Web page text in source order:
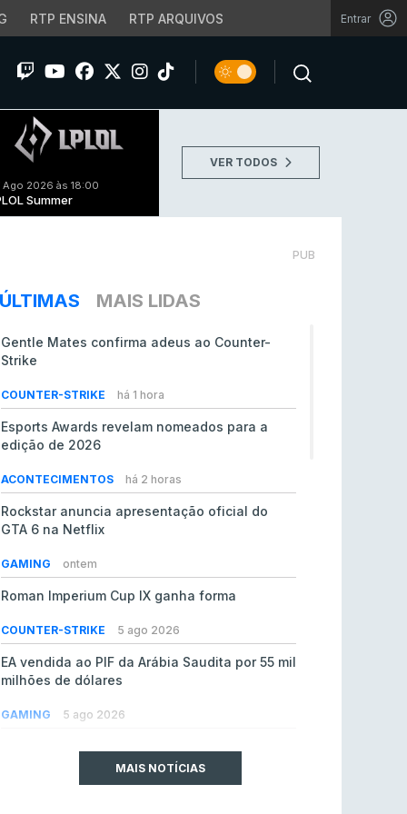
RTP ENSINA RTP ARQUIVOS Entrar
Ago 2026 às 18:00
Summer
VER TODOS
PUB
ÚLTIMAS MAIS LIDAS
Gentle Mates confirma adeus ao Counter-
Strike
COUNTER-STRIKE há 1 hora
Esports Awards revelam nomeados para a
edição de 2026
ACONTECIMENTOS há 2 horas
Rockstar anuncia apresentação oficial do
GTA 6 na Netflix
GAMING ontem
Roman Imperium Cup IX ganha forma
COUNTER-STRIKE 5 ago 2026
EA vendida ao PIF da Arábia Saudita por 55 mil
milhões de dólares
GAMING 5 ago 2026
MAIS NOTÍCIAS